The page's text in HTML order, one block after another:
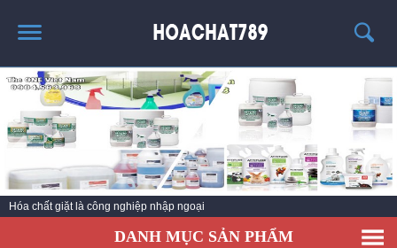
TRANG CHỦ
SẢN PHẨM HÓT
THÔNG TIN VỀ HÓA CHẤT
TIN TỨC
SẢN PHẨM
Hóa chất giặt là công nghiệp nhập ngoại
DANH MỤC SẢN PHẨM